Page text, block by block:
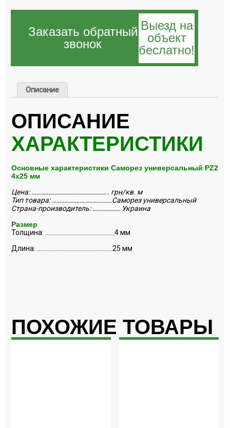
Заказать обратный
звонок
Выезд на
объект
беслатно!
Описание
ОПИСАНИЕ
ХАРАКТЕРИСТИКИ
Основные характеристики Саморез универсальный PZ2
4х25 мм
Цена: ………………………………………….. грн/кв. м
Тип товара: …………………………………Саморез универсальный
Страна-производитель: ……………… Украина
Размер
Толщина: ………………………………………4 мм
Длина: ………………………………………….25 мм
ПОХОЖИЕ ТОВАРЫ